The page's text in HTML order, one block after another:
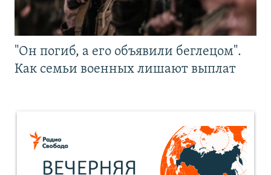
"Он погиб, а его объявили беглецом".
Как семьи военных лишают выплат